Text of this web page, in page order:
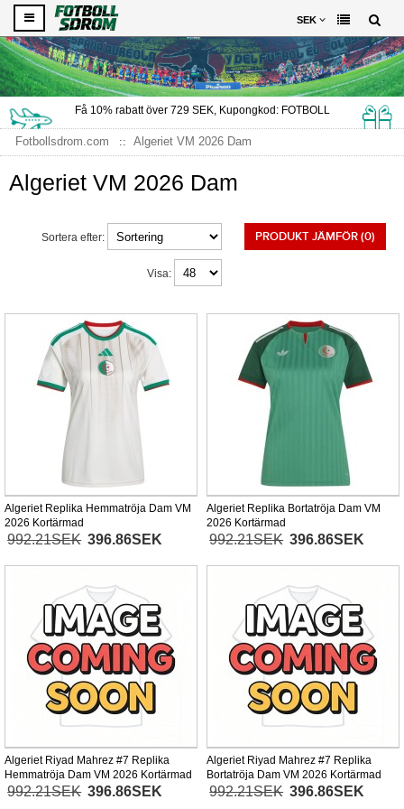
SEK
Få 10%rabatt över 729SEK, Kupongkod: FOTBOLL
Fotbollsdrom.com Algeriet VM 2026 Dam
Algeriet VM 2026 Dam
PRODUKT JÄMFÖR (0)
Sortera efter:
Visa:
Algeriet Replika Hemmatröja Dam VM
2026 Kortärmad
992.21SEK 396.86SEK
Algeriet Replika Bortatröja Dam VM
2026 Kortärmad
992.21SEK 396.86SEK
Algeriet Riyad Mahrez #7 Replika
Hemmatröja Dam VM 2026 Kortärmad
992.21SEK 396.86SEK
Algeriet Riyad Mahrez #7 Replika
Bortatröja Dam VM 2026 Kortärmad
992.21SEK 396.86SEK